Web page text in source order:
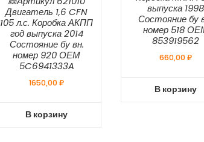
Двигатель 1,6 CFN
105 л.с. Коробка АКПП
год выпуска 2014
Состояние бу вн.
номер 920 ОЕМ
5C6941333A
1650,00₽
В корзину
выпуска 1998
Состояние бу
номер 518
853919562
660,00₽
В корзину